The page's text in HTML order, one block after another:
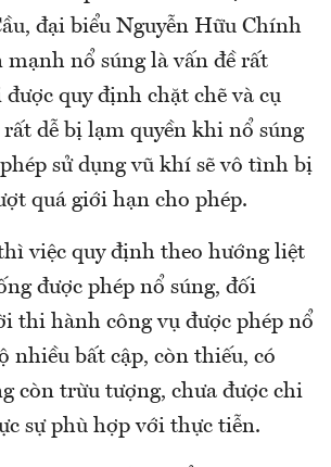
đại biểu Nguyễn Hữu Chính
nổ súng là vấn đề rất
quy định chặt chẽ và cụ
dễ bị lạm quyền khi nổ súng
sử dụng vũ khí sẽ vô tình bị
quá giới hạn cho phép.
việc quy định theo hướng liệt
được phép nổ súng, đối
thi hành công vụ được phép nổ
nhiều bất cập, còn thiếu, có
còn trừu tượng, chưa được chi
sự phù hợp với thực tiễn.